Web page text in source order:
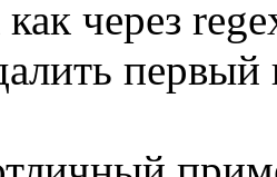
через
первый